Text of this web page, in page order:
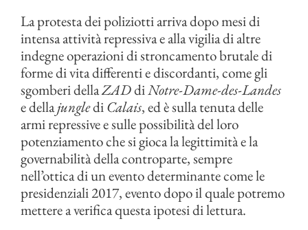
La protesta dei poliziotti arriva dopo mesi di
intensa attività repressiva e alla vigilia di altre
indegne operazioni di stroncamento brutale di
forme di vita differenti e discordanti, come gli
sgomberi dellaZADdiNotre-Dame-des-Landes
e dellajunglediCalais, ed è sulla tenuta delle
armi repressive e sulle possibilità del loro
potenziamento che si gioca la legittimità e la
governabilità della controparte, sempre
nell’ottica di un evento determinante come le
presidenziali 2017, evento dopo il quale potremo
mettere a verifica questa ipotesi di lettura.